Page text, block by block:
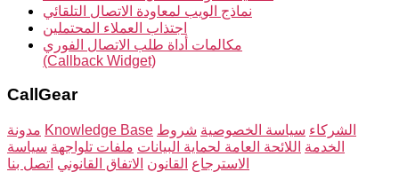
نماذج الويب لمعاودة الاتصال التلقائي
اجتذاب العملاء المحتملين
مكالمات أداة طلب الاتصال الفوري
(Callback Widget)
CallGear
مدونة Knowledge Base الشركاء سياسة الخصوصية شروط
الخدمة اللائحة العامة لحماية البيانات ملفات تلواجهة سياسة
الاسترجاع القانون الاتفاق القانوني اتصل بنا